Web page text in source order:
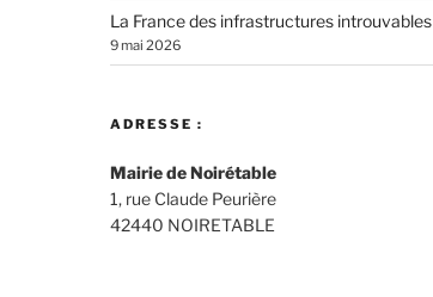
La France des infrastructures introuvables
9 mai 2026
ADRESSE :
Mairie de Noirétable
1, rue Claude Peurière
42440 NOIRETABLE